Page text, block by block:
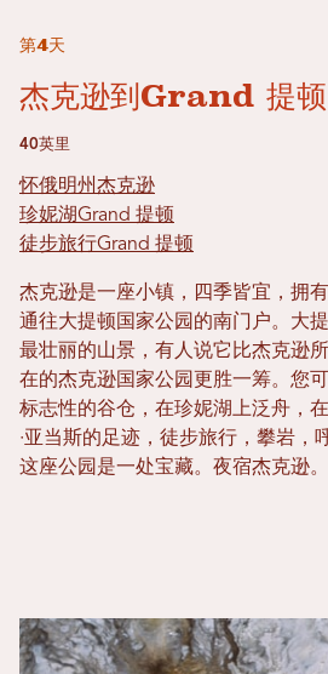
第4天
杰克逊到Grand 提顿
40英里
怀俄明州杰克逊
珍妮湖Grand 提顿
徒步旅行Grand 提顿
杰克逊是一座小镇，四季皆宜，拥
通往大提顿国家公园的南门户。大
最壮丽的山景，有人说它比杰克逊
在的杰克逊国家公园更胜一筹。您
标志性的谷仓，在珍妮湖上泛舟，
·亚当斯的足迹，徒步旅行，攀岩，
这座公园是一处宝藏。夜宿杰克逊。